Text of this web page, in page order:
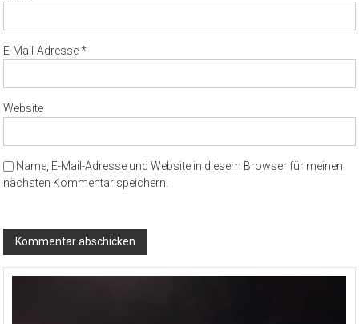
E-Mail-Adresse*
Website
Name, E-Mail-Adresse und Website in diesem Browser für meinen
nächsten Kommentar speichern.